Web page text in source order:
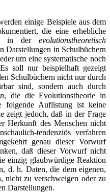
einige Beispiele aus dem
die eine erhebliche
in der evolutionstheoretisch
Darstellungen in Schulbüchern
um eine systematische noch
soll nur beispielhaft gezeigt
Schulbüchern nicht nur durch
sind, sondern auch durch
, die die Evolutionstheorie in
folgende Auflistung ist keine
zeigt jedoch, daß in der Frage
Herkunft des Menschen nicht
tendenziös verfahren
genau dieser Vorwurf
daß dieser Vorwurf nicht
einzig glaubwürdige Reaktion
d. h. Daten, die dem eigenen,
nicht zu verschweigen oder zu
Darstellungen.